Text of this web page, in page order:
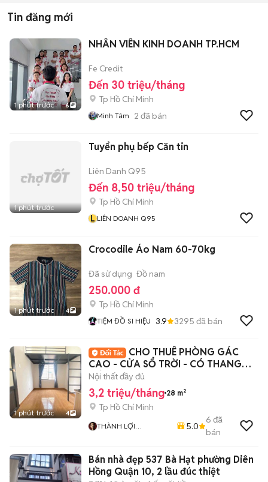
Tin đăng mới
1 phút trước 6
NHÂN VIÊN KINH DOANH TP.HCM
Fe Credit
Đến 30 triệu/tháng
Tp Hồ Chí Minh
Minh Tâm 2 đã bán
1 phút trước
Tuyển phụ bếp Căn tin
Liên Danh Q95
Đến 8,50 triệu/tháng
Tp Hồ Chí Minh
L LIÊN DOANH Q95
1 phút trước 4
Crocodile Áo Nam 60-70kg
Đã sử dụng Đồ nam
250.000 đ
Tp Hồ Chí Minh
TIỆM ĐỒ SI HIỆU 3.9 3295 đã bán
1 phút trước 4
CHO THUÊ PHÒNG GÁC
CAO - CỬA SỔ TRỜI - CÓ THANG
MÁY ĐI BỘ QUA ĐH HUIT
Nội thất đầy đủ
3,2 triệu/tháng 28 m²
Tp Hồ Chí Minh
THÀNH LỢI
5.0
6 đã
bán
Bán nhà đẹp 537 Bà Hạt phường Diên
Hồng Quận 10, 2 lầu đúc thiệt